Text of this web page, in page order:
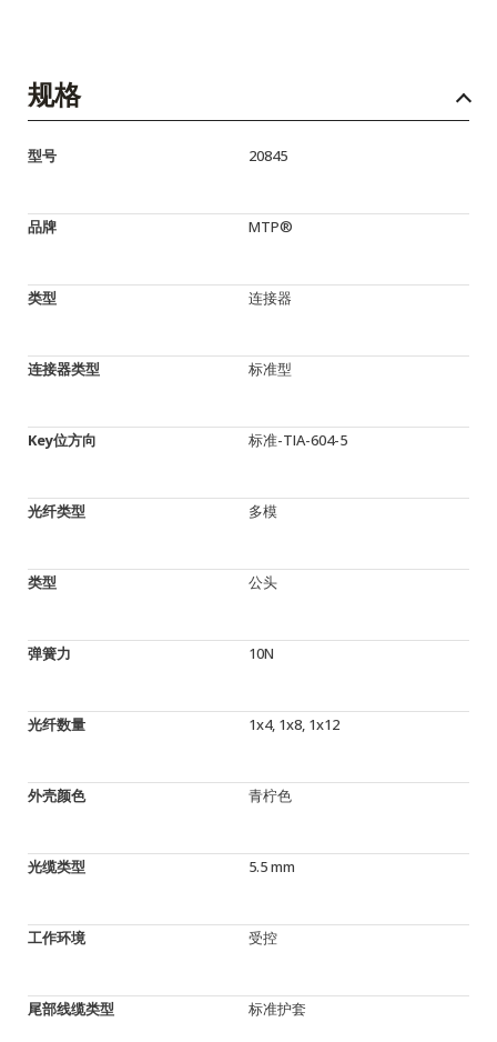
规格
型号 20845
品牌 MTP®
类型 连接器
连接器类型 标准型
Key位方向 标准-TIA-604-5
光纤类型 多模
类型 公头
弹簧力 10N
光纤数量 1x4, 1x8, 1x12
外壳颜色 青柠色
光缆类型 5.5 mm
工作环境 受控
尾部线缆类型 标准护套